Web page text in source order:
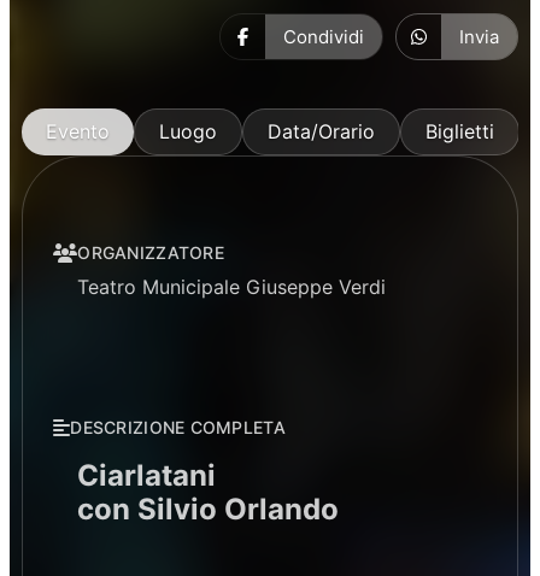
Condividi Invia
Evento Luogo Data/Orario Biglietti
ORGANIZZATORE
Teatro Municipale Giuseppe Verdi
DESCRIZIONE COMPLETA
Ciarlatani
con Silvio Orlando